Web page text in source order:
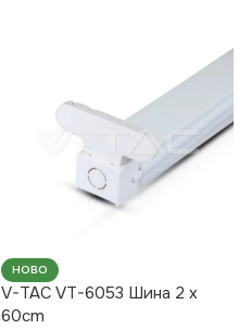
НОВО
V-TAC VT-6053 Шина 2 x
60cm